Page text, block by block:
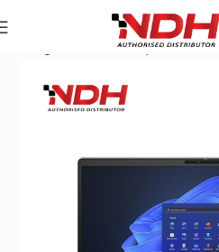
Danh Mục Sản Phẩm